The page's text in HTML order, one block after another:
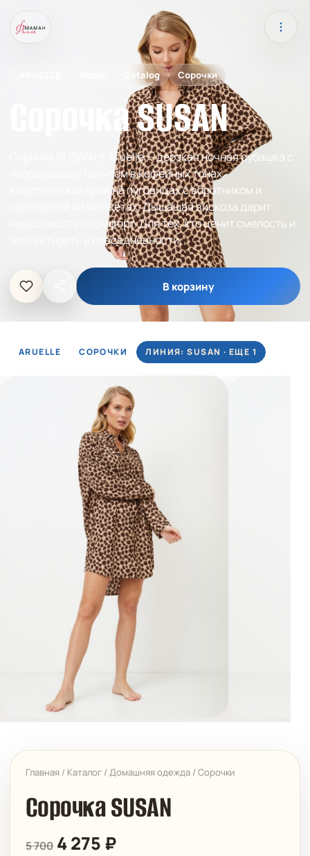
Catalog Сорочки
Сорочка SUSAN
Сорочка SUSAN от Aruelle — дерзкая ночная рубашка с
леопардовым принтом в кофейных тонах.
Классический крой на пуговицах с воротником и
окантовкой на манжетах. Дышащая вискоза дарит
невесомость и комфорт. Для тех, кто ценит смелость и
элегантность в повседневности.
В корзину
ARUELLE СОРОЧКИ ЛИНИЯ: SUSAN · ЕЩЕ 1
Главная / Каталог / Домашняя одежда / Сорочки
Сорочка SUSAN
5 700 4 275 ₽